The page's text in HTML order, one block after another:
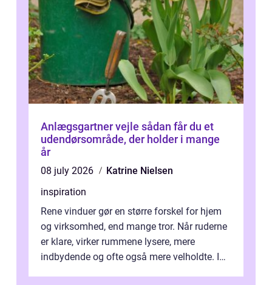
Anlægsgartner vejle sådan får du et
udendørsområde, der holder i mange
år
08 july 2026
Katrine Nielsen
inspiration
Rene vinduer gør en større forskel for hjem
og virksomhed, end mange tror. Når ruderne
er klare, virker rummene lysere, mere
indbydende og ofte også mere velholdte. I